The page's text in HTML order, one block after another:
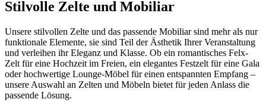
Stilvolle Zelte und Mobiliar
Unsere stilvollen Zelte und das passende Mobiliar sind mehr als nur
funktionale Elemente, sie sind Teil der Ästhetik Ihrer Veranstaltung
und verleihen ihr Eleganz und Klasse. Ob ein romantisches Felx-
Zelt für eine Hochzeit im Freien, ein elegantes Festzelt für eine Gala
oder hochwertige Lounge-Möbel für einen entspannten Empfang –
unsere Auswahl an Zelten und Möbeln bietet für jeden Anlass die
passende Lösung.